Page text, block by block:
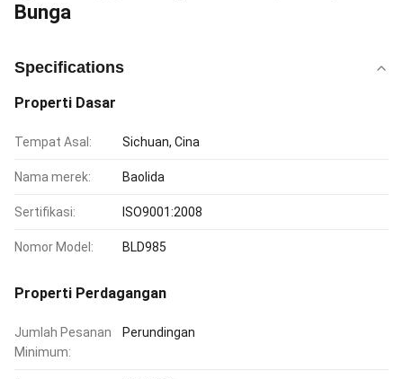
Bunga
Specifications
Properti Dasar
Tempat Asal: Sichuan, Cina
Nama merek: Baolida
Sertifikasi: ISO9001:2008
Nomor Model: BLD985
Properti Perdagangan
Jumlah Pesanan
Minimum:
Perundingan